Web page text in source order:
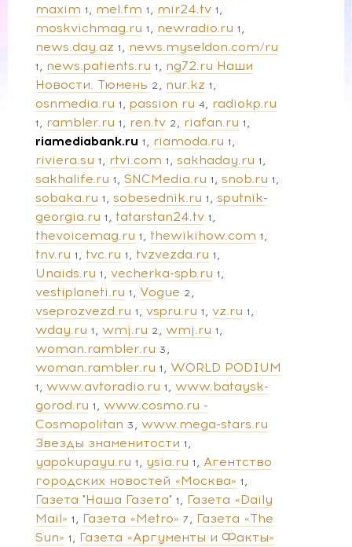
maxim 1 mel.fm 1 mir24.tv 1
moskvichmag.ru 1 newradio.ru 1
news.day.az 1 news.myseldon.com/ru
1 news.patients.ru 1
ng72.ru Наши
Новости. Тюмень 2 nur.kz 1
osnmedia.ru 1 passion ru 4 radiokp.ru
1 rambler.ru 1 ren.tv 2 riafan.ru 1
riamediabank.ru 1 riamoda.ru 1
riviera.su 1 rtvi.com 1 sakhaday.ru 1
sakhalife.ru 1 SNCMedia.ru 1 snob.ru 1
sobaka.ru 1 sobesednik.ru 1
sputnik-
georgia.ru 1 tatarstan24.tv 1
thevoicemag.ru 1 thewikihow.com 1
tnv.ru 1 tvc.ru 1 tvzvezda.ru 1
Unaids.ru 1 vecherka-spb.ru 1
vestiplaneti.ru 1 Vogue 2
vseprozvezd.ru 1 vspru.ru 1 vz.ru 1
wday.ru 1 wmj.ru 2 wmj.ru 1
woman.rambler.ru 3
woman.rambler.ru 1 WORLD PODIUM
1 www.avtoradio.ru 1
www.bataysk-
gorod.ru 1
www.cosmo.ru -
Cosmopolitan 3
www.mega-stars.ru
Звезды знаменитости 1
yapokupayu.ru 1 ysia.ru 1
Агентство
городских новостей «Москва» 1
Газета "Наша Газета" 1
Газета «Daily
Mail» 1 Газета «Metro» 7
Газета «The
Sun» 1 Газета «Аргументы и Факты»